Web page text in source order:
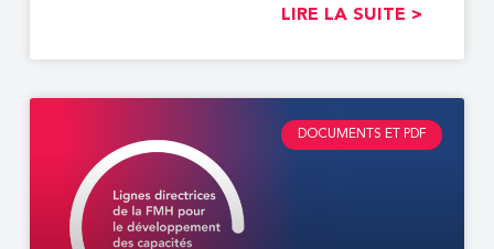
LIRE LA SUITE >
DOCUMENTS ET PDF